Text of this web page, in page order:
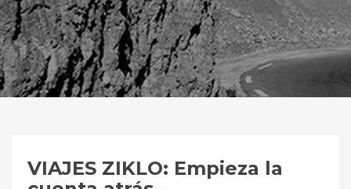
VIAJES ZIKLO: Empieza la